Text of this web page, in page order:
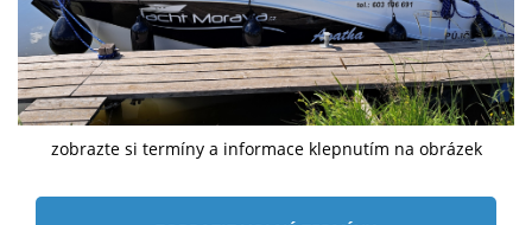
zobrazte si termíny a informace klepnutím na obrázek